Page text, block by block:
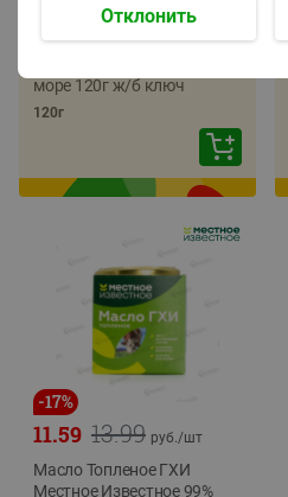
Икра трески
тихоокеанской
море 120г ж/б ключ
120г
-17%
13.99
11.59 руб./шт
Масло Топленое ГХИ
Местное Известное 99%
Отклонить